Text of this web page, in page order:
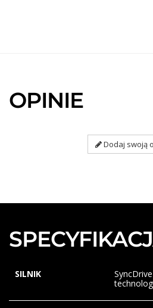
OPINIE
Dodaj swoją
SILNIK